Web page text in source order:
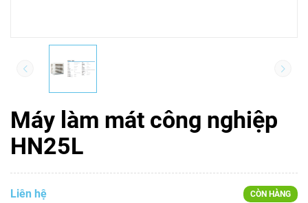
Máy làm mát công nghiệp
HN25L
Liên hệ CÒN HÀNG